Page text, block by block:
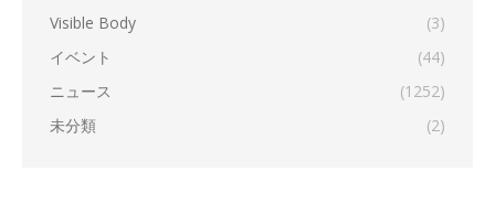
Visible Body
(3)
イベント
(44)
ニュース
(1252)
未分類
(2)